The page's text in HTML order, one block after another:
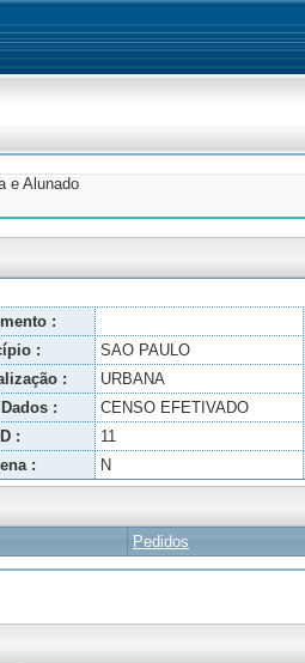
e Alunado
:
: SAO PAULO
: URBANA
: CENSO EFETIVADO
: 11
: N
Pedidos